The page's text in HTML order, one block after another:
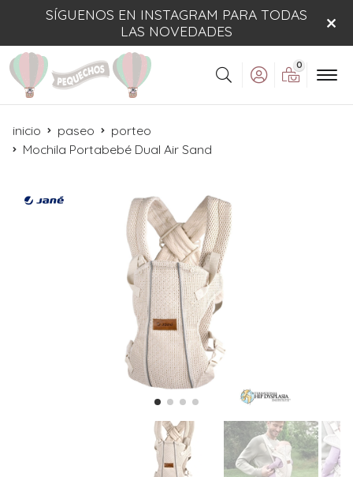
SÍGUENOS EN INSTAGRAM PARA TODAS
LAS NOVEDADES
Buscar
0
inicio paseo
porteo
Mochila Portabebé Dual Air Sand